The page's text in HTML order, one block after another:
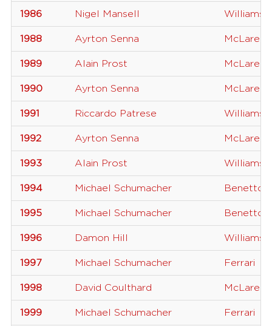
1986 Nigel Mansell Williams
1988 Ayrton Senna McLaren
1989 Alain Prost McLaren
1990 Ayrton Senna McLaren
1991 Riccardo Patrese Williams
1992 Ayrton Senna McLaren
1993 Alain Prost Williams
1994 Michael Schumacher Benetton
1995 Michael Schumacher Benetton
1996 Damon Hill Williams
1997 Michael Schumacher Ferrari
1998 David Coulthard McLaren
1999 Michael Schumacher Ferrari